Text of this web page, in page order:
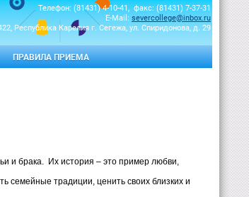
Телефон: (81431) 4-10-41, факс: (81431) 7-37-31
E-Mail: severcollege@inbox.ru
Республика Карелия г. Сегежа, ул. Спиридонова, д. 29
ПРАВИЛА ПРИЕМА
и брака. Их история – это пример любви,
семейные традиции, ценить своих близких и